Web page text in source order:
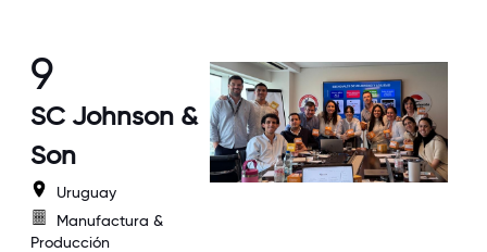
9
SC Johnson &
Son
Uruguay
Manufactura &
Producción